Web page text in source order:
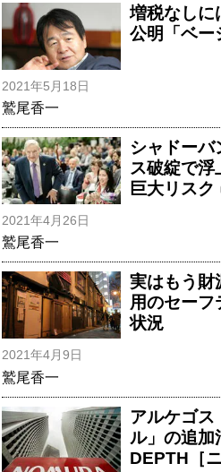
増税なしに
公明「ベー
2021年5月18日
鷲尾香一
シャドー
ス破綻で浮
巨大リスク
2021年4月26日
鷲尾香一
実はもう財
用のセーフ
状況
2021年4月9日
鷲尾香一
アルケゴス
ル」の追加
DEPTH［